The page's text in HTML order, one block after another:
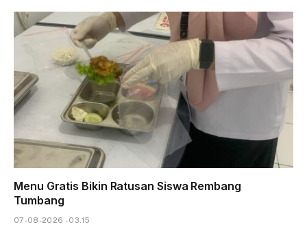
Menu Gratis Bikin Ratusan Siswa Rembang
Tumbang
07-08-2026 - 03.15